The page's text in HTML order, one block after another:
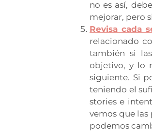
no es así,
mejorar, pero
Revisa cada
relacionado
también si
objetivo, y lo
siguiente. Si
teniendo el
stories e
vemos que las
podemos